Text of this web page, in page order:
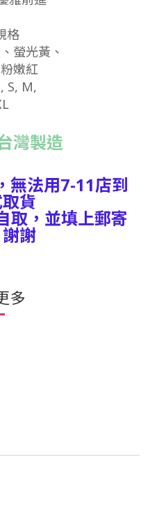
格
螢光黃、
嫩紅
S, M,
灣製造
無法用7-11店到
貨
取，並填上郵寄
謝
多